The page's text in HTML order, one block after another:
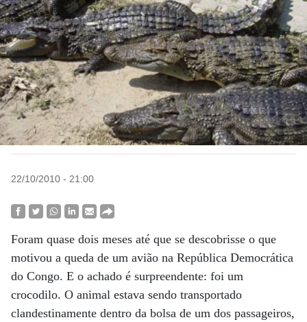
22/10/2010 - 21:00
Foram quase dois meses até que se descobrisse o que
motivou a queda de um avião na República Democrática
do Congo. E o achado é surpreendente: foi um
crocodilo. O animal estava sendo transportado
clandestinamente dentro da bolsa de um dos passageiros,